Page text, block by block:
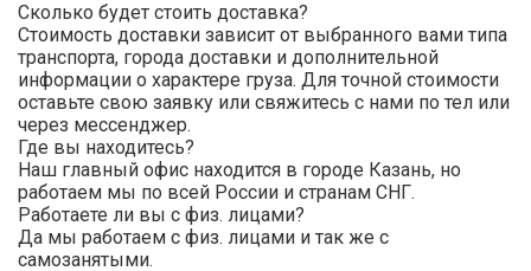
Сколько будет стоить доставка?
Стоимость доставки зависит от выбранного вами типа
транспорта, города доставки и дополнительной
информации о характере груза. Для точной стоимости
оставьте свою заявку или свяжитесь с нами по тел или
через мессенджер.
Где вы находитесь?
Наш главный офис находится в городе Казань, но
работаем мы по всей России и странам СНГ.
Работаете ли вы с физ. лицами?
Да мы работаем с физ. лицами и так же с
самозанятыми.